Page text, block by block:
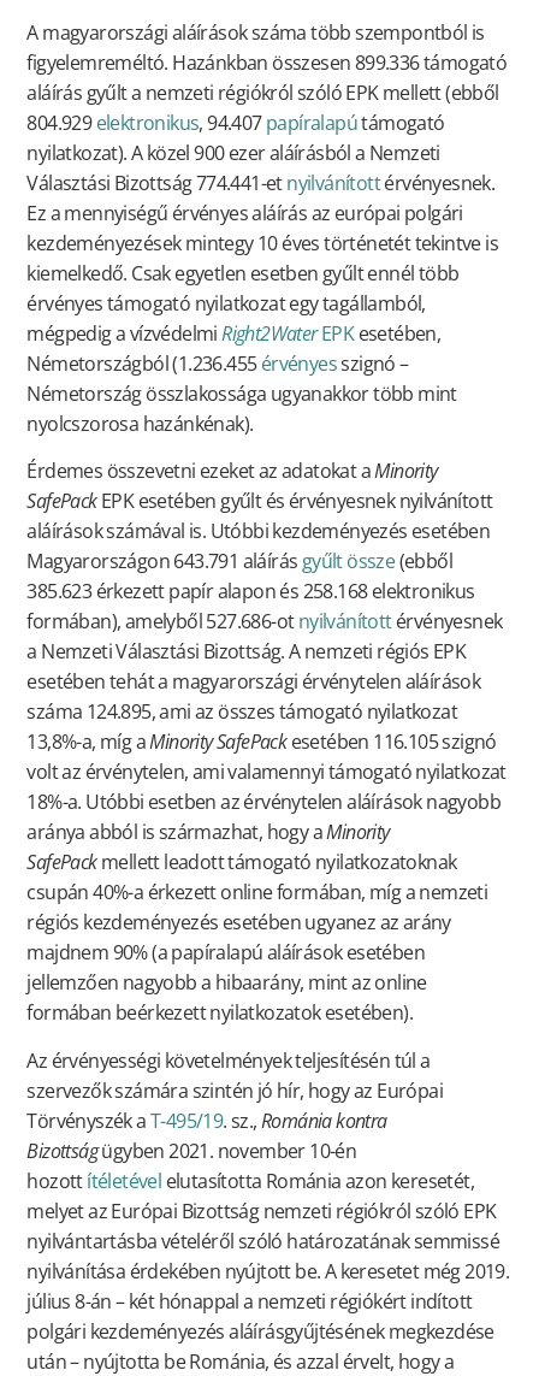
A magyarországi aláírások száma több szempontból is
figyelemreméltó. Hazánkban összesen 899.336 támogató
aláírás gyűlt a nemzeti régiókról szóló EPK mellett (ebből
804.929elektronikus, 94.407papíralapútámogató
nyilatkozat). A közel 900 ezer aláírásból a Nemzeti
Választási Bizottság 774.441-etnyilvánítottérvényesnek.
Ez a mennyiségű érvényes aláírás az európai polgári
kezdeményezések mintegy 10 éves történetét tekintve is
kiemelkedő. Csak egyetlen esetben gyűlt ennél több
érvényes támogató nyilatkozat egy tagállamból,
mégpedig a vízvédelmiRight2WaterEPKesetében,
Németországból (1.236.455érvényesszignó –
Németország összlakossága ugyanakkor több mint
nyolcszorosa hazánkénak).
Érdemes összevetni ezeket az adatokat aMinority
SafePackEPK esetében gyűlt és érvényesnek nyilvánított
aláírások számával is. Utóbbi kezdeményezés esetében
Magyarországon 643.791 aláírás gyűlt össze(ebből
385.623 érkezett papír alapon és 258.168 elektronikus
formában), amelyből 527.686-otnyilvánítottérvényesnek
a Nemzeti Választási Bizottság. A nemzeti régiós EPK
esetében tehát a magyarországi érvénytelen aláírások
száma 124.895, ami az összes támogató nyilatkozat
13,8%-a, míg aMinority SafePackesetében 116.105 szignó
volt az érvénytelen, ami valamennyi támogató nyilatkozat
18%-a. Utóbbi esetben az érvénytelen aláírások nagyobb
aránya abból is származhat, hogy aMinority
SafePackmellett leadott támogató nyilatkozatoknak
csupán 40%-a érkezett online formában, míg a nemzeti
régiós kezdeményezés esetében ugyanez az arány
majdnem 90% (a papíralapú aláírások esetében
jellemzően nagyobb a hibaarány, mint az online
formában beérkezett nyilatkozatok esetében).
Az érvényességi követelmények teljesítésén túl a
szervezők számára szintén jó hír, hogy az Európai
Törvényszék aT-495/19. sz.,Románia kontra
Bizottságügyben 2021. november 10-én
hozottítéletével elutasította Románia azon keresetét,
melyet az Európai Bizottság nemzeti régiókról szóló EPK
nyilvántartásba vételéről szóló határozatának semmissé
nyilvánítása érdekében nyújtott be. A keresetet még 2019.
július 8-án – két hónappal a nemzeti régiókért indított
polgári kezdeményezés aláírásgyűjtésének megkezdése
után – nyújtotta be Románia, és azzal érvelt, hogy a